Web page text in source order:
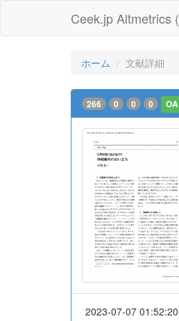
Ceek.jp Altmetrics
ホーム 文献詳細
266 0 0 0 OA
2023-07-07 01:52:20